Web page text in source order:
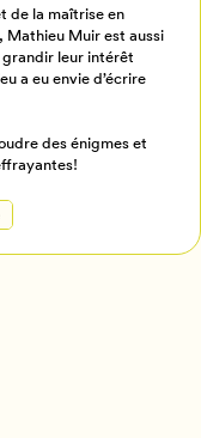
de la maîtrise en
Mathieu Muir est aussi
grandir leur intérêt
a eu envie d’écrire
des énigmes et